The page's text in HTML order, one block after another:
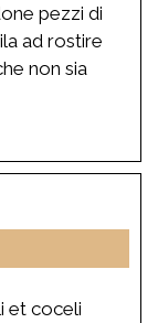
pezzi di
ad rostire
non sia
et coceli